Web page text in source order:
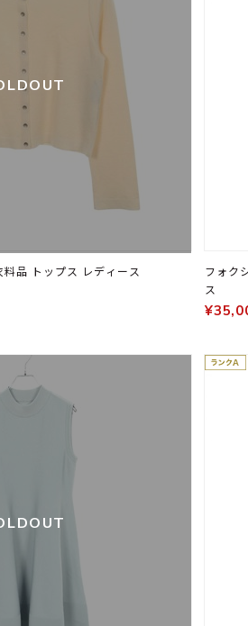
ガン 衣料品 トップス レディース
フォク
ス